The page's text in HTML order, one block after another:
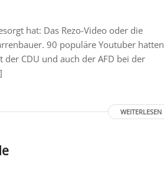
hat: Das Rezo-Video oder die
90 populäre Youtuber hatten
CDU und auch der AFD bei der
WEITERLESEN